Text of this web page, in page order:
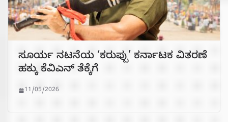
ಸೂರ್ಯ ನಟನೆಯ ‘ಕರುಪ್ಪು’ ಕರ್ನಾಟಕ ವಿತರಣೆ
ಹಕ್ಕು ಕೆವಿಎನ್ ತೆಕ್ಕೆಗೆ
11/05/2026